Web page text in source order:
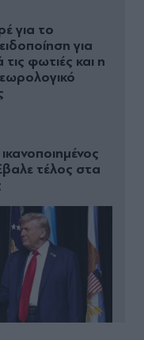
για το
για
φωτιές και η
τέλος στα